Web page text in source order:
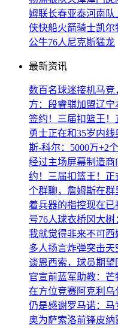
姆联长春亚泰河南队
侠快船火箭骑士凯尔
公牛76人 尼克斯猛龙
最新资讯
数百名球迷接机马
方：段睿骐加盟辽
签约！三届扣篮王！
勇士正在和35岁内
斯-科尔：5000万+2
经过主场屏幕制造
约！三届扣篮王！正
个群聊，詹姆斯在群
着兵器的指控现在已
号76人球衣桥冈大树
我就觉得非来不可西
多人扬言炸弹突击天
谈恩西索，球员期望
官宣前蓝军助教：
在方位竞赛阿克利乌
仍是感谢罗马诺：
奥为萨索洛前锋皮纳